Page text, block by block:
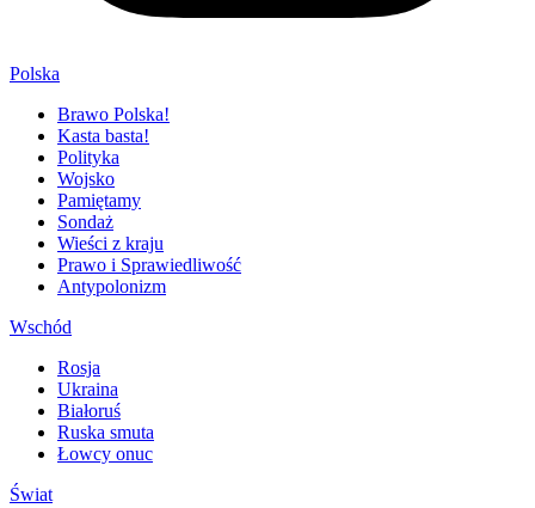
Polska
Brawo Polska!
Kasta basta!
Polityka
Wojsko
Pamiętamy
Sondaż
Wieści z kraju
Prawo i Sprawiedliwość
Antypolonizm
Wschód
Rosja
Ukraina
Białoruś
Ruska smuta
Łowcy onuc
Świat